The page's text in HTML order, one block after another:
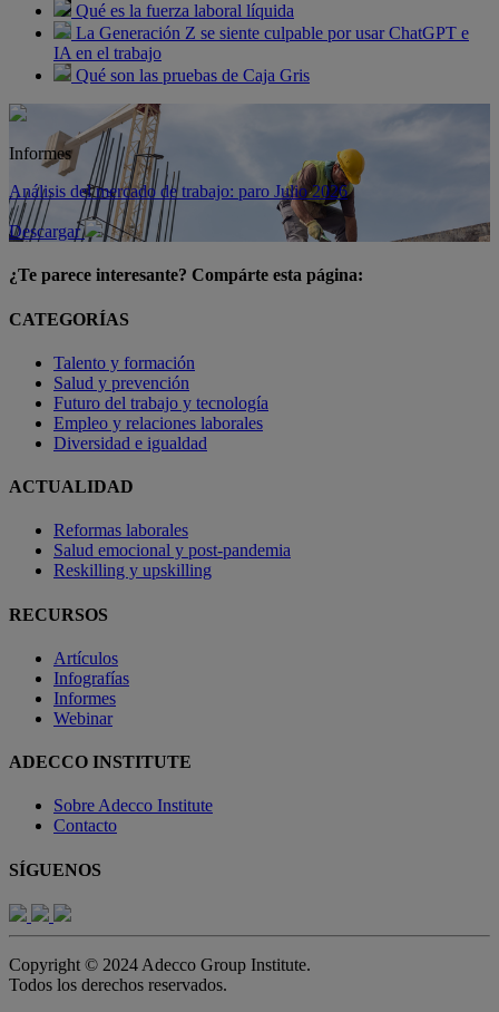
Qué es la fuerza laboral líquida
La Generación Z se siente culpable por usar ChatGPT e
IA en el trabajo
Qué son las pruebas de Caja Gris
Informes
Análisis del mercado de trabajo: paro Julio 2026
Descargar
¿Te parece interesante? Compárte esta página:
CATEGORÍAS
Talento y formación
Salud y prevención
Futuro del trabajo y tecnología
Empleo y relaciones laborales
Diversidad e igualdad
ACTUALIDAD
Reformas laborales
Salud emocional y post-pandemia
Reskilling y upskilling
RECURSOS
Artículos
Infografías
Informes
Webinar
ADECCO INSTITUTE
Sobre Adecco Institute
Contacto
SÍGUENOS
Copyright © 2024 Adecco Group Institute.
Todos los derechos reservados.